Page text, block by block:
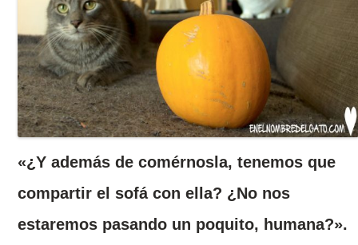
«¿Y además de comérnosla, tenemos que
compartir el sofá con ella? ¿No nos
estaremos pasando un poquito, humana?».